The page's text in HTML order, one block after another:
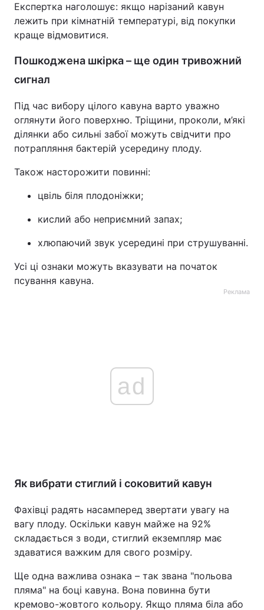
Експертка наголошує: якщо нарізаний кавун
лежить при кімнатній температурі, від покупки
краще відмовитися.
Пошкоджена шкірка – ще один тривожний
сигнал
Під час вибору цілого кавуна варто уважно
оглянути його поверхню. Тріщини, проколи, м’які
ділянки або сильні забої можуть свідчити про
потрапляння бактерій усередину плоду.
Також насторожити повинні:
цвіль біля плодоніжки;
кислий або неприємний запах;
хлюпаючий звук усередині при струшуванні.
Усі ці ознаки можуть вказувати на початок
псування кавуна.
Реклама
ad
Як вибрати стиглий і соковитий кавун
Фахівці радять насамперед звертати увагу на
вагу плоду. Оскільки кавун майже на 92%
складається з води, стиглий екземпляр має
здаватися важким для свого розміру.
Ще одна важлива ознака – так звана "польова
пляма" на боці кавуна. Вона повинна бути
кремово-жовтого кольору. Якщо пляма біла або